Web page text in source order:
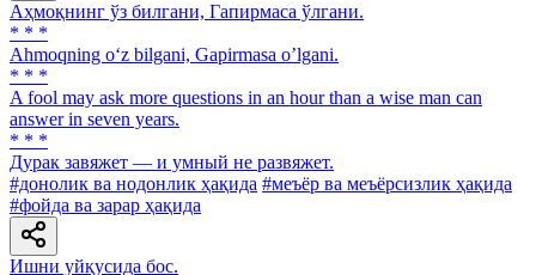
Аҳмоқнинг ўз билгани, Гапирмаса ўлгани.
* * *
Ahmoqning o‘z bilgani, Gapirmasa o’lgani.
* * *
A fool may ask more questions in an hour than a wise man can
answer in seven years.
* * *
Дурак завяжет — и умный не развяжет.
#донолик ва нодонлик ҳақида #меъёр ва меъёрсизлик ҳақида
#фойда ва зарар ҳақида
Ишни уйқусида бос.